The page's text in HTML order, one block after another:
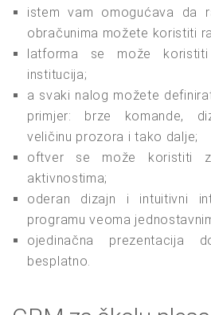
istem vam omogućava da
obračunima možete koristiti
latforma se može
institucija;
a svaki nalog možete
primjer: brze komande,
veličinu prozora i tako dalje;
oftver se može koristiti
aktivnostima;
oderan dizajn i intuitivni
programu veoma
ojedinačna prezentacija
besplatno.